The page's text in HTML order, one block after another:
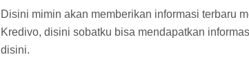
Disini mimin akan memberikan informasi terbaru
Kredivo, disini sobatku bisa mendapatkan
disini.